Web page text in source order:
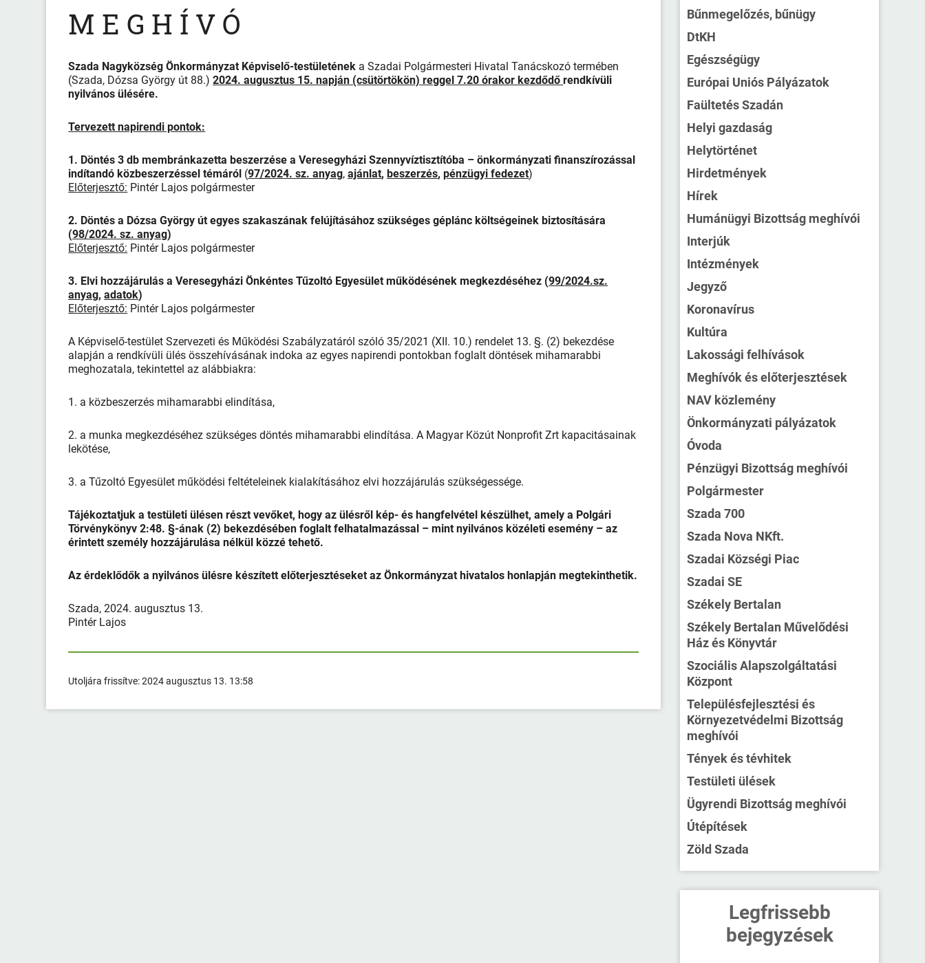
M E G H Í V Ó
Szada Nagyközség Önkormányzat Képviselő-testületének a Szadai Polgármesteri Hivatal Tanácskozó termében
(Szada, Dózsa György út 88.)2024. augusztus 15. napján (csütörtökön) reggel 7.20 órakor kezdődőrendkívüli
nyilvános ülésére.
Tervezett napirendi pontok:
1. Döntés 3 db membránkazetta beszerzése a Veresegyházi Szennyvíztisztítóba – önkormányzati finanszírozással
indítandó közbeszerzéssel témáról (97/2024. sz. anyag,ajánlat, beszerzés, pénzügyi fedezet)
Előterjesztő: Pintér Lajos polgármester
2. Döntés a Dózsa György út egyes szakaszának felújításához szükséges géplánc költségeinek biztosítására
(98/2024. sz. anyag)
Előterjesztő: Pintér Lajos polgármester
3. Elvi hozzájárulás a Veresegyházi Önkéntes Tűzoltó Egyesület működésének megkezdéséhez (99/2024.sz.
anyag,adatok)
Előterjesztő: Pintér Lajos polgármester
A Képviselő-testület Szervezeti és Működési Szabályzatáról szóló 35/2021 (XII. 10.) rendelet 13. §. (2) bekezdése
alapján a rendkívüli ülés összehívásának indoka az egyes napirendi pontokban foglalt döntések mihamarabbi
meghozatala, tekintettel az alábbiakra:
1. a közbeszerzés mihamarabbi elindítása,
2. a munka megkezdéséhez szükséges döntés mihamarabbi elindítása. A Magyar Közút Nonprofit Zrt kapacitásainak
lekötése,
3. a Tűzoltó Egyesület működési feltételeinek kialakításához elvi hozzájárulás szükségessége.
Tájékoztatjuk a testületi ülésen részt vevőket, hogy az ülésről kép- és hangfelvétel készülhet, amely a Polgári
Törvénykönyv 2:48. §-ának (2) bekezdésében foglalt felhatalmazással – mint nyilvános közéleti esemény – az
érintett személy hozzájárulása nélkül közzé tehető.
Az érdeklődők a nyilvános ülésre készített előterjesztéseket az Önkormányzat hivatalos honlapján megtekinthetik.
Szada, 2024. augusztus 13.
Pintér Lajos
Utoljára frissítve:2024 augusztus 13. 13:58
Bűnmegelőzés, bűnügy
DtKH
Egészségügy
Európai Uniós Pályázatok
Faültetés Szadán
Helyi gazdaság
Helytörténet
Hirdetmények
Hírek
Humánügyi Bizottság meghívói
Interjúk
Intézmények
Jegyző
Koronavírus
Kultúra
Lakossági felhívások
Meghívók és előterjesztések
NAV közlemény
Önkormányzati pályázatok
Óvoda
Pénzügyi Bizottság meghívói
Polgármester
Szada 700
Szada Nova NKft.
Szadai Községi Piac
Szadai SE
Székely Bertalan
Székely Bertalan Művelődési
Ház és Könyvtár
Szociális Alapszolgáltatási
Központ
Településfejlesztési és
Környezetvédelmi Bizottság
meghívói
Tények és tévhitek
Testületi ülések
Ügyrendi Bizottság meghívói
Útépítések
Zöld Szada
Legfrissebb
bejegyzések